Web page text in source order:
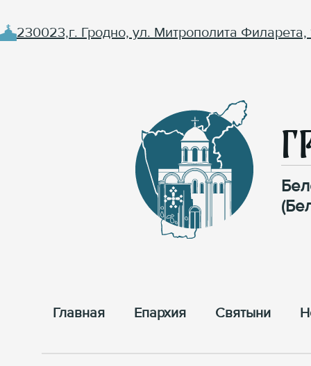
230023,г. Гродно, ул. Митрополита Филарета,
Главная Епархия Cвятыни